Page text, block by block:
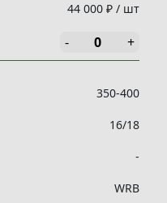
44 000 ₽ / шт
- +
350-400
16/18
-
WRB